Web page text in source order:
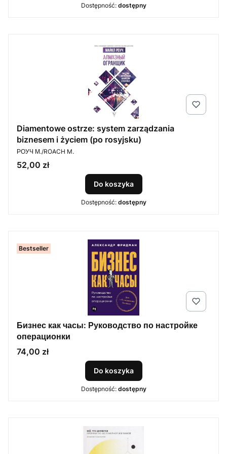
Dostępność: dostępny
Diamentowe ostrze: system zarządzania
biznesem i życiem (po rosyjsku)
PRODUCENT
РОУЧ М./ROACH M.
Cena
52,00 zł
Do koszyka
Dostępność: dostępny
Bestseller
Бизнес как часы: Руководство по настройке
операционки
Cena
74,00 zł
Do koszyka
Dostępność: dostępny